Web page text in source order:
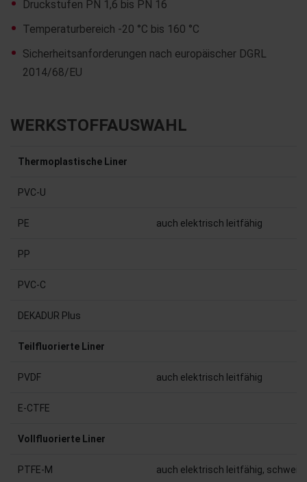
Druckstufen PN 1,6 bis PN 16
Temperaturbereich -20 °C bis 160 °C
Sicherheitsanforderungen nach europäischer DGRL
2014/68/EU
WERKSTOFFAUSWAHL
Thermoplastische Liner
PVC-U
PE auch elektrisch leitfähig
PP
PVC-C
DEKADUR Plus
Teilfluorierte Liner
PVDF auch elektrisch leitfähig
E-CTFE
Vollfluorierte Liner
PTFE-M auch elektrisch leitfähig,